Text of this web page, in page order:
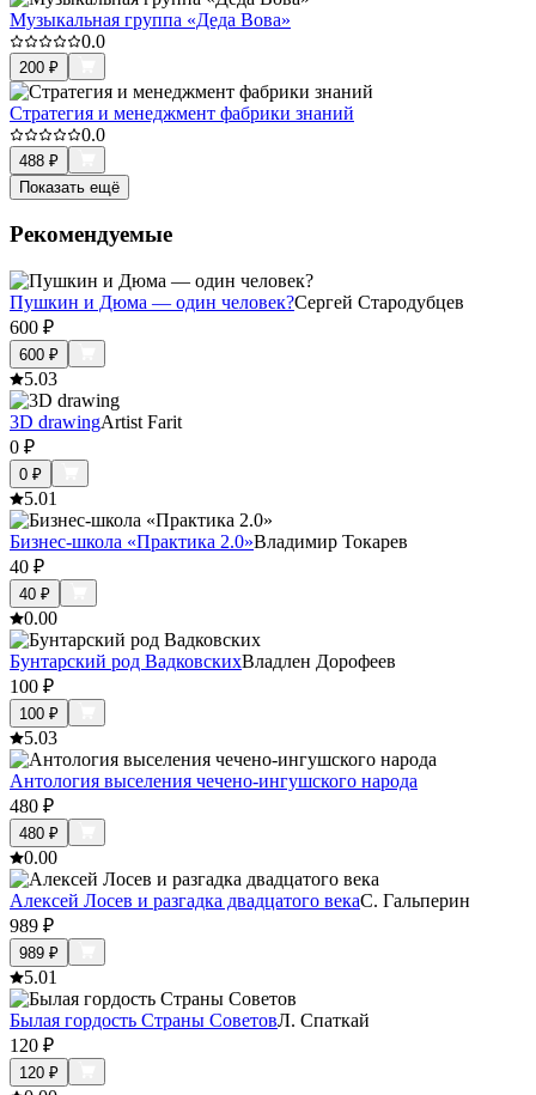
Музыкальная группа «Деда Вова»
0.0
200 ₽
Стратегия и менеджмент фабрики знаний
0.0
488 ₽
Показать ещё
Рекомендуемые
Пушкин и Дюма — один человек?Сергей Стародубцев
600 ₽
600 ₽
5.03
3D drawingArtist Farit
0 ₽
0 ₽
5.01
Бизнес-школа «Практика 2.0»Владимир Токарев
40 ₽
40 ₽
0.00
Бунтарский род ВадковскихВладлен Дорофеев
100 ₽
100 ₽
5.03
Антология выселения чечено-ингушского народа
480 ₽
480 ₽
0.00
Алексей Лосев и разгадка двадцатого векаС. Гальперин
989 ₽
989 ₽
5.01
Былая гордость Страны СоветовЛ. Спаткай
120 ₽
120 ₽